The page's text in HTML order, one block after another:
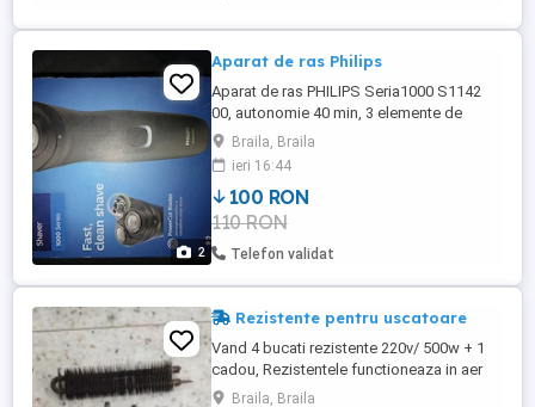
2
Aparat de ras Philips
Aparat de ras PHILIPS Seria1000 S1142
00, autonomie 40 min, 3 elemente de
taiere. 40 de minute de utilizare fără fir
după o încărcare de 8 ore. Indicator pentru
baterie pentru a şti când trebuie încărcat.
Rezistent la apă pentru curăţare uşoară
sau utilizare la duş.
Braila, Braila
ieri 16:44
100 RON
110 RON
Telefon validat
Rezistente pentru uscatoare
Vand 4 bucati rezistente 220v/ 500w + 1
cadou, Rezistentele functioneaza in aer
radiaza foarte bine caldura, Are rezistenta
Braila, Braila